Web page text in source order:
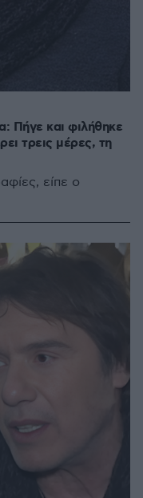
Πήγε και φιλήθηκε
τρεις μέρες, τη
είπε ο